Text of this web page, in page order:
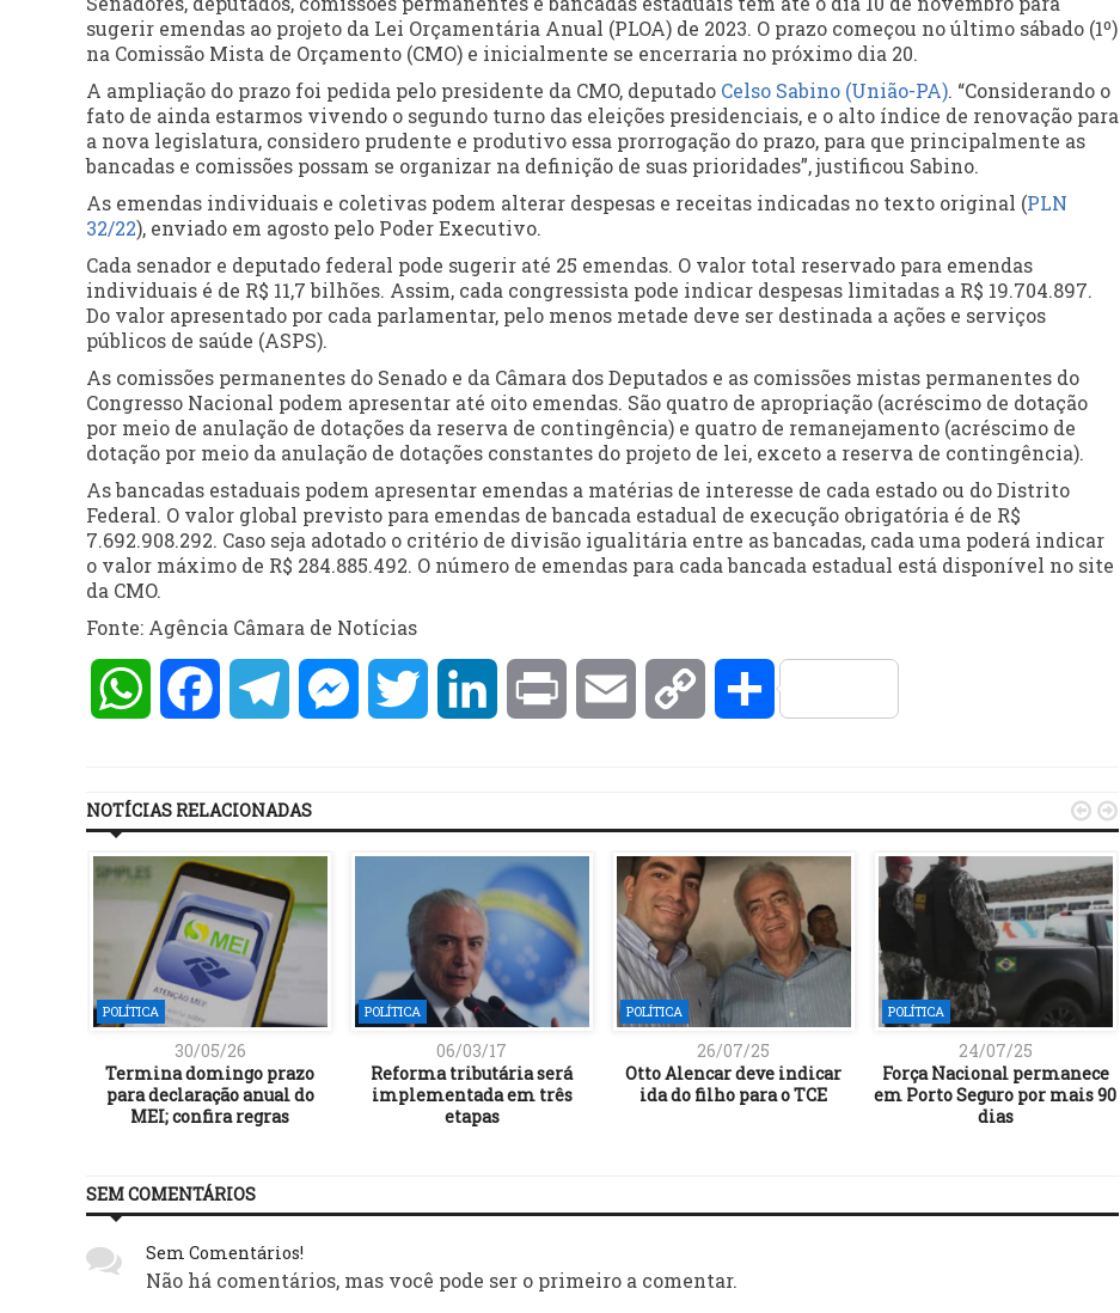
sugerir emendas ao projeto da Lei Orçamentária Anual (PLOA) de 2023. O prazo começou no último sábado (1º)
na Comissão Mista de Orçamento (CMO) e inicialmente se encerraria no próximo dia 20.
A ampliação do prazo foi pedida pelo presidente da CMO, deputado Celso Sabino (União-PA). “Considerando o
fato de ainda estarmos vivendo o segundo turno das eleições presidenciais, e o alto índice de renovação para
a nova legislatura, considero prudente e produtivo essa prorrogação do prazo, para que principalmente as
bancadas e comissões possam se organizar na definição de suas prioridades”, justificou Sabino.
As emendas individuais e coletivas podem alterar despesas e receitas indicadas no texto original (PLN
32/22), enviado em agosto pelo Poder Executivo.
Cada senador e deputado federal pode sugerir até 25 emendas. O valor total reservado para emendas
individuais é de R$ 11,7 bilhões. Assim, cada congressista pode indicar despesas limitadas a R$ 19.704.897.
Do valor apresentado por cada parlamentar, pelo menos metade deve ser destinada a ações e serviços
públicos de saúde (ASPS).
As comissões permanentes do Senado e da Câmara dos Deputados e as comissões mistas permanentes do
Congresso Nacional podem apresentar até oito emendas. São quatro de apropriação (acréscimo de dotação
por meio de anulação de dotações da reserva de contingência) e quatro de remanejamento (acréscimo de
dotação por meio da anulação de dotações constantes do projeto de lei, exceto a reserva de contingência).
As bancadas estaduais podem apresentar emendas a matérias de interesse de cada estado ou do Distrito
Federal. O valor global previsto para emendas de bancada estadual de execução obrigatória é de R$
7.692.908.292. Caso seja adotado o critério de divisão igualitária entre as bancadas, cada uma poderá indicar
o valor máximo de R$ 284.885.492. O número de emendas para cada bancada estadual está disponível no site
da CMO.
Fonte: Agência Câmara de Notícias
WhatsAppFacebookTelegramMessengerTwitter LinkedInPrint Email Copy Compartilhar
NOTÍCIAS RELACIONADAS
POLÍTICA
30/05/26
Termina domingo prazo
para declaração anual do
MEI; confira regras
POLÍTICA
06/03/17
Reforma tributária será
implementada em três
etapas
POLÍTICA
26/07/25
Otto Alencar deve indicar
ida do filho para o TCE
POLÍTICA
24/07/25
Força Nacional permanece
em Porto Seguro por mais 90
dias
 
SEM COMENTÁRIOS
Sem Comentários!
Não há comentários, mas você pode ser o primeiro a comentar.